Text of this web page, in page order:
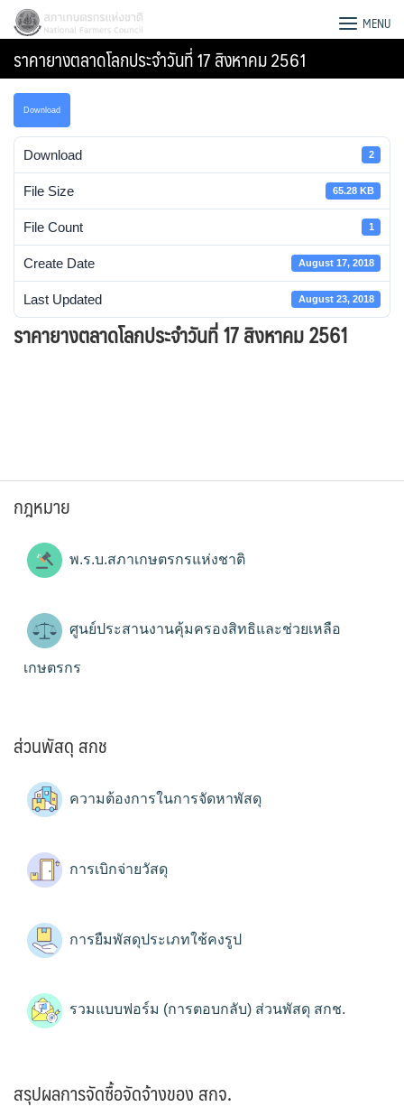
Skip
content
Search
สภาเกษตรกรแห่งชาติ MENU
ราคายางตลาดโลกประจำวันที่ 17 สิงหาคม 2561
Download
Download 2
File Size 65.28 KB
File Count 1
Create Date August 17, 2018
Last Updated August 23, 2018
ราคายางตลาดโลกประจำวันที่ 17 สิงหาคม 2561
กฎหมาย
พ.ร.บ.สภาเกษตรกรแห่งชาติ
ศูนย์ประสานงานคุ้มครองสิทธิและช่วยเหลือ
เกษตรกร
ส่วนพัสดุ สกช
ความต้องการในการจัดหาพัสดุ
การเบิกจ่ายวัสดุ
การยืมพัสดุประเภทใช้คงรูป
รวมแบบฟอร์ม (การตอบกลับ) ส่วนพัสดุ สกช.
สรุปผลการจัดซื้อจัดจ้างของ สกจ.